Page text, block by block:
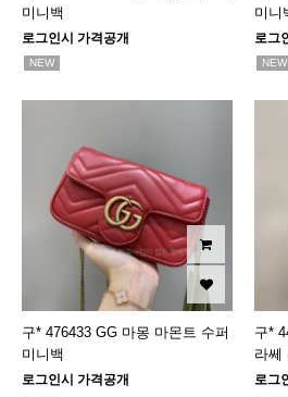
미니백
로그인시 가격공개
NEW
미니
로그
NEW
구* 476433 GG 마몽 마몬트 수퍼
미니백
로그인시 가격공개
구*
라쎄
로그